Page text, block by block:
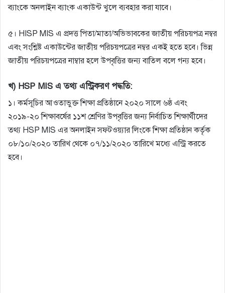
ব্যাংকে অনলাইন ব্যাংক একাউন্ট খুলে ব্যবহার করা যাবে।
৫। HISP MIS এ প্রদত্ত পিতা/মাতা/অভিভাবকের জাতীয় পরিচয়পত্র নম্বর
এবং সংশ্লিষ্ট একাউন্টের জাতীয় পরিচয়পত্রের নম্বর একই হতে হবে। ভিন্ন
জাতীয় পরিচয়পত্রের নাম্বার হলে উপবৃত্তির জন্য বাতিল বলে গন্য হবে।
খ) HSP MIS এ তথ্য এন্ট্রিকরণ পদ্ধতি:
১। কর্মসূচির আওতাভুক্ত শিক্ষা প্রতিষ্ঠানে ২০২০ সালে ৬ষ্ঠ এবং
২০১৯-২০ শিক্ষাবর্ষের ১১শ শ্রেণির উপবৃত্তির জন্য নির্বাচিত শিক্ষার্থীদের
তথ্য HSP MIS এর অনলাইন সফটওয়্যার লিংকে শিক্ষা প্রতিষ্ঠান কর্তৃক
০৮/১০/২০২০ তারিখ থেকে ০৭/১১/২০২০ তারিখে মধ্যে এন্ট্রি করতে
হবে।